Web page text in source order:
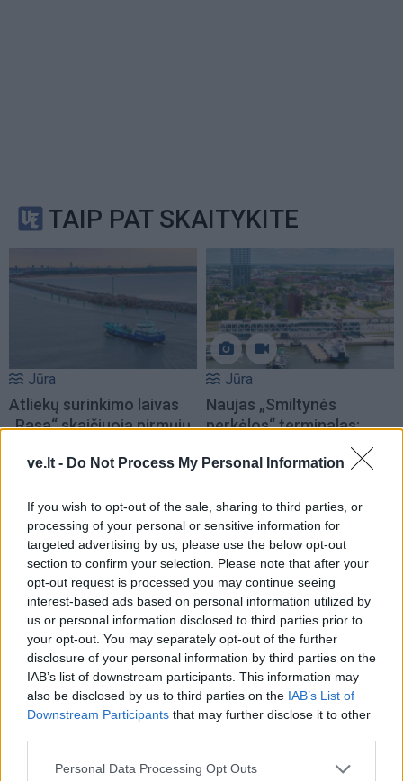
ve.lt - Do Not Process My Personal Information
If you wish to opt-out of the sale, sharing to third parties, or
processing of your personal or sensitive information for
targeted advertising by us, please use the below opt-out
section to confirm your selection. Please note that after your
opt-out request is processed you may continue seeing
interest-based ads based on personal information utilized by
us or personal information disclosed to third parties prior to
your opt-out. You may separately opt-out of the further
disclosure of your personal information by third parties on the
IAB’s list of downstream participants. This information may
also be disclosed by us to third parties on the IAB’s List of
Downstream Participants that may further disclose it to other
Personal Data Processing Opt Outs
TAIP PAT SKAITYKITE
Jūra
Atliekų surinkimo laivas
„Rasa“ skaičiuoja pirmųjų
Jūra
Naujas „Smiltynės
perkėlos“ terminalas:
darbuotojams,
Jūra
Baltijos jūrą perplaukęs
lenkų plaukikas įsirašė į
istoriją (1)
Jūra
Laivas „Raketa“ šiemet į
Nidą neplauks
(12)